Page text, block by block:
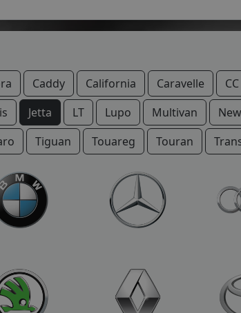
Caddy California Caravelle CC
Jetta LT Lupo Multivan
Tiguan Touareg Touran